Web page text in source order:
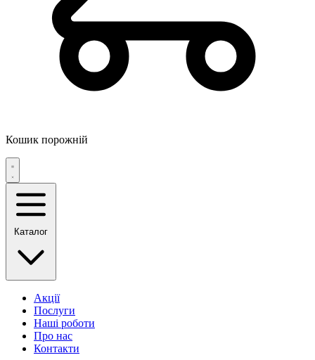
Кошик порожній
Каталог
Акції
Послуги
Наші роботи
Про нас
Контакти